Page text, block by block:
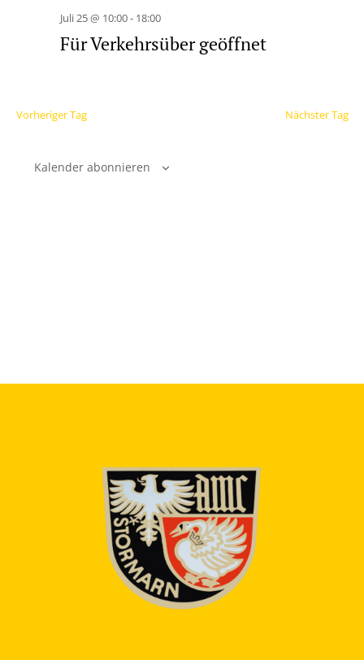
Juli 25 @ 10:00- 18:00
Für Verkehrsüber geöffnet
Vorheriger Tag Nächster Tag
Kalender abonnieren